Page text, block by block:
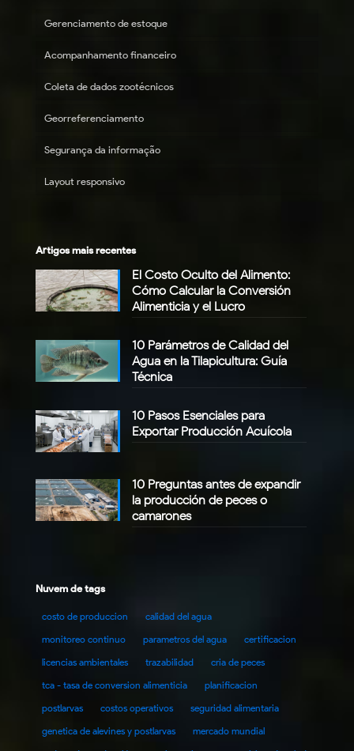
Gerenciamento de estoque
Acompanhamento financeiro
Coleta de dados zootécnicos
Georreferenciamento
Segurança da informação
Layout responsivo
Artigos mais recentes
El Costo Oculto del Alimento:
Cómo Calcular la Conversión
Alimenticia y el Lucro
10 Parámetros de Calidad del
Agua en la Tilapicultura: Guía
Técnica
10 Pasos Esenciales para
Exportar Producción Acuícola
10 Preguntas antes de expandir
la producción de peces o
camarones
Nuvem de tags
costo de produccion
calidad del agua
monitoreo continuo
parametros del agua
certificacion
licencias ambientales
trazabilidad
cria de peces
tca - tasa de conversion alimenticia
planificacion
postlarvas
costos operativos
seguridad alimentaria
genetica de alevines y postlarvas
mercado mundial